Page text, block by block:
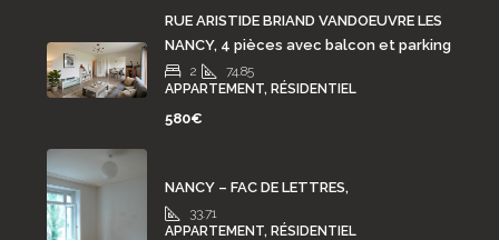
RUE ARISTIDE BRIAND VANDOEUVRE LES
NANCY, 4 pièces avec balcon et parking
2
74.85
APPARTEMENT, RÉSIDENTIEL
580€
NANCY – FAC DE LETTRES,
33.71
APPARTEMENT, RÉSIDENTIEL